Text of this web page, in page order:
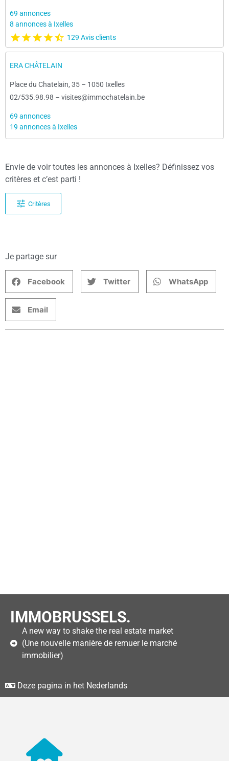
69 annonces
8 annonces à Ixelles
129 Avis clients
ERA CHÂTELAIN
Place du Chatelain, 35 – 1050 Ixelles
02/535.98.98 – visites@immochatelain.be
69 annonces
19 annonces à Ixelles
Envie de voir toutes les annonces à Ixelles? Définissez vos
critères et c’est parti !
Critères
Je partage sur
Facebook Twitter WhatsApp
Email
IMMOBRUSSELS.
A new way to shake the real estate market
(Une nouvelle manière de remuer le marché
immobilier)
Deze pagina in het Nederlands